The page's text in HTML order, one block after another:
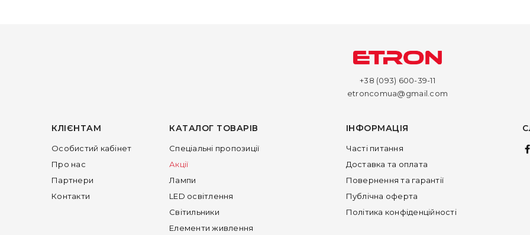
+38 (093) 600-39-11
etroncomua@gmail.com
КЛІЄНТАМ
Особистий кабінет
Про нас
Партнери
Контакти
КАТАЛОГ ТОВАРІВ
Спеціальні пропозиції
Акції
Лампи
LED освітлення
Світильники
Елементи живлення
ІНФОРМАЦІЯ
Часті питання
Доставка та оплата
Повернення та гарантії
Публічна оферта
Політика конфіденційності